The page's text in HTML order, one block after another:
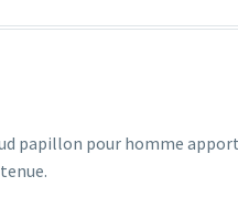
papillon pour homme